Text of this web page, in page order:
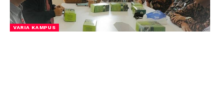
VARIA KAMPUS